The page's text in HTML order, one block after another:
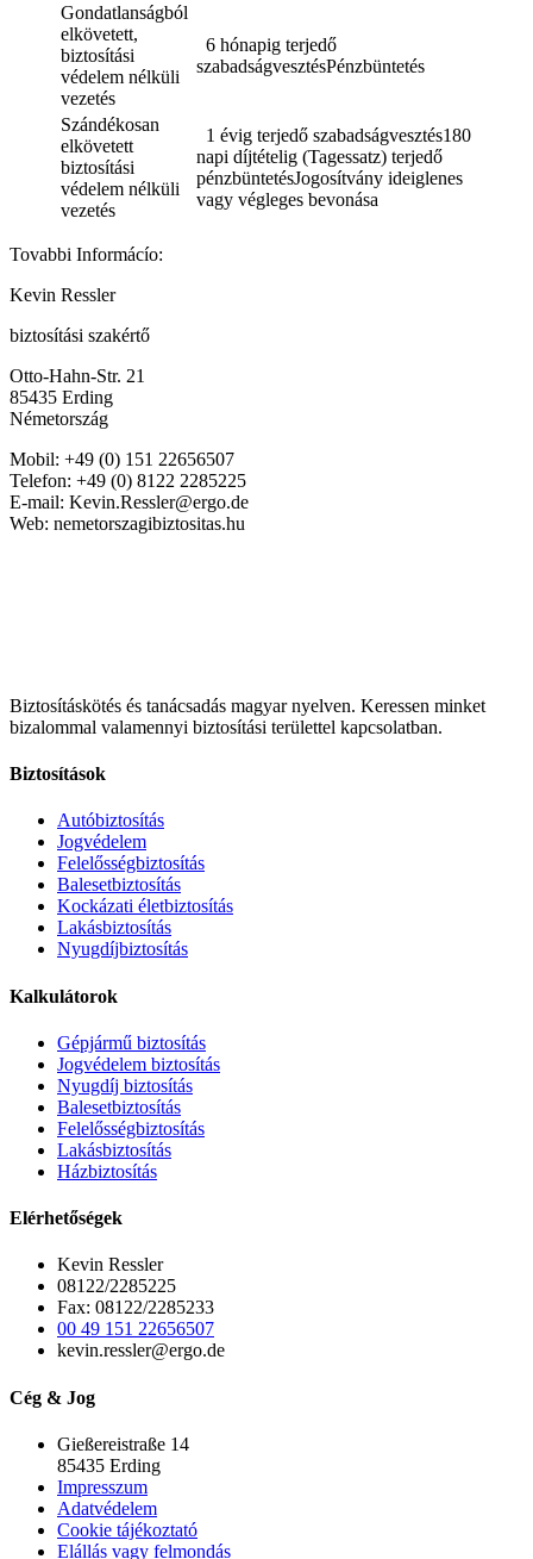
Gondatlanságból
elkövetett,
biztosítási
védelem nélküli
vezetés
6 hónapig terjedő
szabadságvesztésPénzbüntetés
Szándékosan
elkövetett
biztosítási
védelem nélküli
vezetés
1 évig terjedő szabadságvesztés180
napi díjtételig (Tagessatz) terjedő
pénzbüntetésJogosítvány ideiglenes
vagy végleges bevonása
Tovabbi Informácío:
Kevin Ressler
biztosítási szakértő
Otto-Hahn-Str. 21
85435 Erding
Németország
Mobil: +49 (0) 151 22656507
Telefon: +49 (0) 8122 2285225
E-mail: Kevin.Ressler@ergo.de
Web: nemetorszagibiztositas.hu
Biztosításkötés és tanácsadás magyar nyelven. Keressen minket
bizalommal valamennyi biztosítási területtel kapcsolatban.
Biztosítások
Autóbiztosítás
Jogvédelem
Felelősségbiztosítás
Balesetbiztosítás
Kockázati életbiztosítás
Lakásbiztosítás
Nyugdíjbiztosítás
Kalkulátorok
Gépjármű biztosítás
Jogvédelem biztosítás
Nyugdíj biztosítás
Balesetbiztosítás
Felelősségbiztosítás
Lakásbiztosítás
Házbiztosítás
Elérhetőségek
Kevin Ressler
08122/2285225
Fax: 08122/2285233
00 49 151 22656507
kevin.ressler@ergo.de
Cég & Jog
Gießereistraße 14
85435 Erding
Impresszum
Adatvédelem
Cookie tájékoztató
Elállás vagy felmondás